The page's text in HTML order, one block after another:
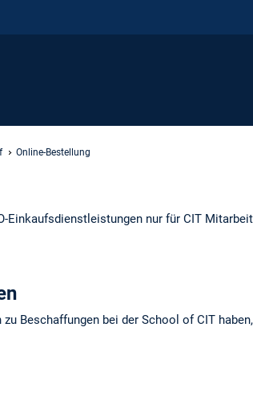
Online-Bestellung
Einkaufsdienstleistungen nur für CIT
Beschaffungen bei der School of CIT